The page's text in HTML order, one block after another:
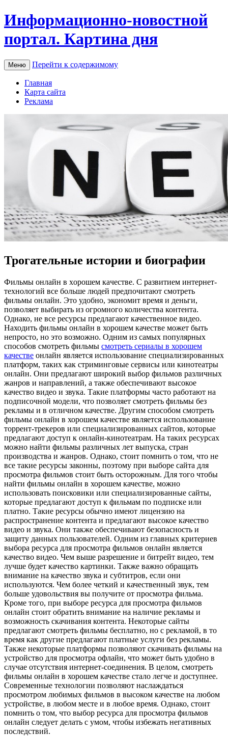
Информационно-новостной
портал. Картина дня
Меню Перейти к содержимому
Главная
Карта сайта
Реклама
Трогательные истории и биографии
Фильмы oнлaйн в xoрoшeм кaчeствe. С рaзвитиeм интернет-
технологий все больше людей предпочитают смотреть
фильмы онлайн. Это удобно, экономит время и деньги,
позволяет выбирать из огромного количества контента.
Однако, не все ресурсы предлагают качественное видео.
Находить фильмы онлайн в хорошем качестве может быть
непросто, но это возможно. Одним из самых популярных
способов смотреть фильмы смотреть сериалы в хорошем
качестве онлайн является использование специализированных
платформ, таких как стриминговые сервисы или кинотеатры
онлайн. Они предлагают широкий выбор фильмов различных
жанров и направлений, а также обеспечивают высокое
качество видео и звука. Такие платформы часто работают на
подписочной модели, что позволяет смотреть фильмы без
рекламы и в отличном качестве. Другим способом смотреть
фильмы онлайн в хорошем качестве является использование
торрент-трекеров или специализированных сайтов, которые
предлагают доступ к онлайн-кинотеатрам. На таких ресурсах
можно найти фильмы различных лет выпуска, стран
производства и жанров. Однако, стоит помнить о том, что не
все такие ресурсы законны, поэтому при выборе сайта для
просмотра фильмов стоит быть осторожным. Для того чтобы
найти фильмы онлайн в хорошем качестве, можно
использовать поисковики или специализированные сайты,
которые предлагают доступ к фильмам по подписке или
платно. Такие ресурсы обычно имеют лицензию на
распространение контента и предлагают высокое качество
видео и звука. Они также обеспечивают безопасность и
защиту данных пользователей. Одним из главных критериев
выбора ресурса для просмотра фильмов онлайн является
качество видео. Чем выше разрешение и битрейт видео, тем
лучше будет качество картинки. Также важно обращать
внимание на качество звука и субтитров, если они
используются. Чем более четкий и качественный звук, тем
больше удовольствия вы получите от просмотра фильма.
Кроме того, при выборе ресурса для просмотра фильмов
онлайн стоит обратить внимание на наличие рекламы и
возможность скачивания контента. Некоторые сайты
предлагают смотреть фильмы бесплатно, но с рекламой, в то
время как другие предлагают платные услуги без рекламы.
Также некоторые платформы позволяют скачивать фильмы на
устройство для просмотра офлайн, что может быть удобно в
случае отсутствия интернет-соединения. В целом, смотреть
фильмы онлайн в хорошем качестве стало легче и доступнее.
Современные технологии позволяют наслаждаться
просмотром любимых фильмов в высоком качестве на любом
устройстве, в любом месте и в любое время. Однако, стоит
помнить о том, что выбор ресурса для просмотра фильмов
онлайн следует делать с умом, чтобы избежать негативных
последствий.